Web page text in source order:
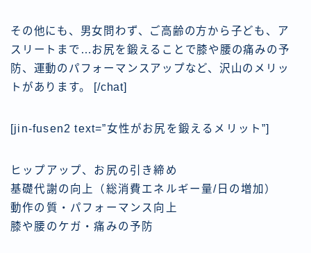
その他にも、男女問わず、ご高齢の方から子ども、ア
スリートまで…お尻を鍛えることで膝や腰の痛みの予
防、運動のパフォーマンスアップなど、沢山のメリッ
トがあります。
[/chat]
[jin-fusen2 text=”女性がお尻を鍛えるメリット”]
ヒップアップ、お尻の引き締め
基礎代謝の向上（総消費エネルギー量/日の増加）
動作の質・パフォーマンス向上
膝や腰のケガ・痛みの予防